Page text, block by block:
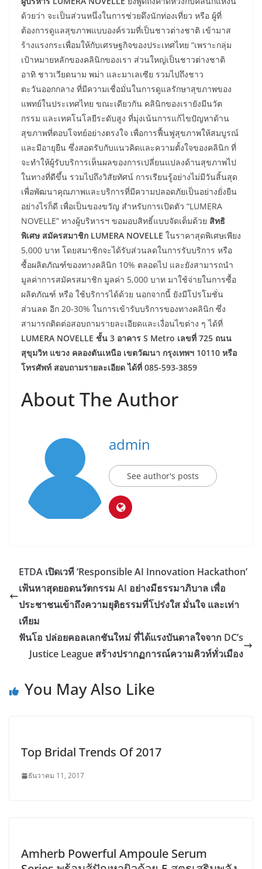
ด้วยว่า จะเป็นส่วนหนึ่งในการช่วยดึงนักท่องเที่ยว หรือ ผู้ที่
ต้องการดูแลสุขภาพแบบองค์รวมที่เป็นชาวต่างชาติ เข้ามาส
ร้างแรงกระเพื่อมให้กับเศรษฐกิจของประเทศไทย “เพราะกลุ่ม
เป้าหมายหลักของคลินิกของเรา ส่วนใหญ่เป็นชาวต่างชาติ
อาทิ ชาวเวียดนาม พม่า และมาเลเซีย รวมไปถึงชาว
ตะวันออกกลาง ที่มีความเชื่อมั่นในการดูแลรักษาสุขภาพของ
แพทย์ในประเทศไทย ขณะเดียวกัน คลินิกของเรายังมีนวัต
กรรม และเทคโนโลยีระดับสูง ที่มุ่งเน้นการแก้ไขปัญหาด้าน
สุขภาพที่ตอบโจทย์อย่างตรงใจ เพื่อการฟื้นฟูสุขภาพให้สมบูรณ์
และมีอายุยืน ซึ่งสอดรับกับแนวคิดและความตั้งใจของคลินิก ที่
จะทำให้ผู้รับบริการเห็นผลของการเปลี่ยนแปลงด้านสุขภาพไป
ในทางที่ดีขึ้น รวมไปถึงวิสัยทัศน์ การเรียนรู้อย่างไม่มีวันสิ้นสุด
เพื่อพัฒนาคุณภาพและบริการที่มีความปลอดภัยเป็นอย่างยั่งยืน
อย่างไรก็ดี เพื่อเป็นของขวัญ สำหรับการเปิดตัว “LUMERA
NOVELLE” ทางผู้บริหารฯ ขอมอบสิทธิ์แบบจัดเต็มด้วย สิทธิ
พิเศษ สมัครสมาชิก LUMERA NOVELLE ในราคาสุดพิเศษเพียง
5,000 บาท โดยสมาชิกจะได้รับส่วนลดในการรับบริการ หรือ
ซื้อผลิตภัณฑ์ของทางคลินิก 10% ตลอดไป และยังสามารถนำ
มูลค่าการสมัครสมาชิก มูลค่า 5,000 บาท มาใช้จ่ายในการซื้อ
ผลิตภัณฑ์ หรือ ใช้บริการได้ด้วย นอกจากนี้ ยังมีโปรโมชั่น
ส่วนลด อีก 20-30% ในการเข้ารับบริการของทางคลินิก ซึ่ง
สามารถติดต่อสอบถามรายละเอียดและเงื่อนไขต่าง ๆ ได้ที่
LUMERA NOVELLE ชั้น 3 อาคาร S Metro เลขที่ 725 ถนน
สุขุมวิท แขวง คลองตันเหนือ เขตวัฒนา กรุงเทพฯ 10110 หรือ
โทรศัพท์ สอบถามรายละเอียด ได้ที่ 085-593-3859
About The Author
admin
See author's posts
ETDA เปิดเวที ‘Responsible AI Innovation Hackathon’
เฟ้นหาสุดยอดนวัตกรรม AI อย่างมีธรรมาภิบาล เพื่อ
ประชาชนเข้าถึงความยุติธรรมที่โปร่งใส มั่นใจ และเท่า
เทียม
ฟันโอ ปล่อยคอลเลกชันใหม่ ที่ได้แรงบันดาลใจจาก DC’s
Justice League สร้างปรากฏการณ์ความคิวท์ทั่วเมือง
You May Also Like
Top Bridal Trends Of 2017
ธันวาคม 11, 2017
Amherb Powerful Ampoule Serum